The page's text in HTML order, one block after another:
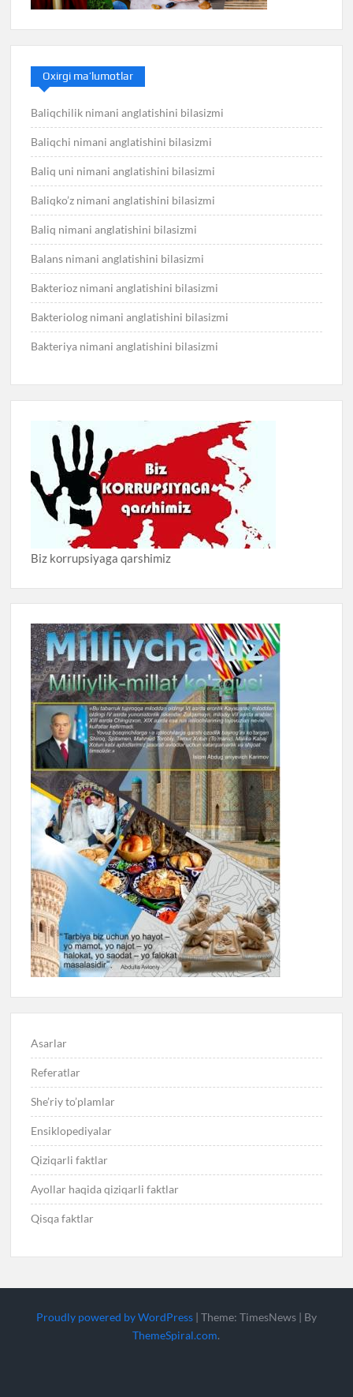
Oxirgi ma’lumotlar
Baliqchilik nimani anglatishini bilasizmi
Baliqchi nimani anglatishini bilasizmi
Baliq uni nimani anglatishini bilasizmi
Baliqko’z nimani anglatishini bilasizmi
Baliq nimani anglatishini bilasizmi
Balans nimani anglatishini bilasizmi
Bakterioz nimani anglatishini bilasizmi
Bakteriolog nimani anglatishini bilasizmi
Bakteriya nimani anglatishini bilasizmi
Biz korrupsiyaga qarshimiz
Asarlar
Referatlar
She’riy to’plamlar
Ensiklopediyalar
Qiziqarli faktlar
Ayollar haqida qiziqarli faktlar
Qisqa faktlar
Proudly powered by WordPress | Theme: TimesNews | By
ThemeSpiral.com.